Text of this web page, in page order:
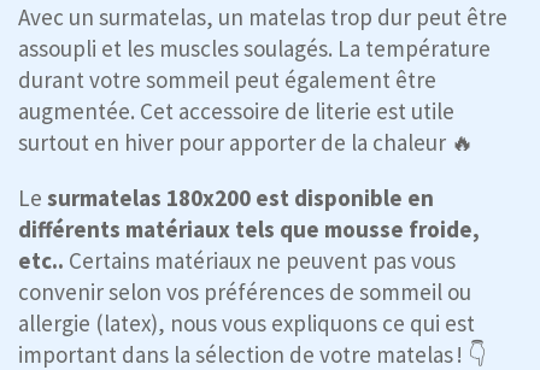
Avec un surmatelas, un matelas trop dur peut être
assoupli et les muscles soulagés. La température
durant votre sommeil peut également être
augmentée. Cet accessoire de literie est utile
surtout en hiver pour apporter de la chaleur 🔥
Le surmatelas 180x200 est disponible en
différents matériaux tels que mousse froide,
etc.. Certains matériaux ne peuvent pas vous
convenir selon vos préférences de sommeil ou
allergie (latex), nous vous expliquons ce qui est
important dans la sélection de votre matelas ! 👇